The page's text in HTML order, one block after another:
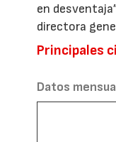
en
directora
Principales
Datos